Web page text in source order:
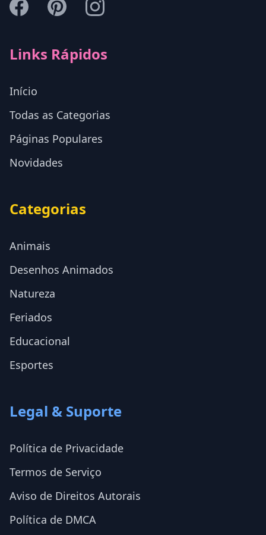
Links Rápidos
Início
Todas as Categorias
Páginas Populares
Novidades
Categorias
Animais
Desenhos Animados
Natureza
Feriados
Educacional
Esportes
Legal & Suporte
Política de Privacidade
Termos de Serviço
Aviso de Direitos Autorais
Política de DMCA